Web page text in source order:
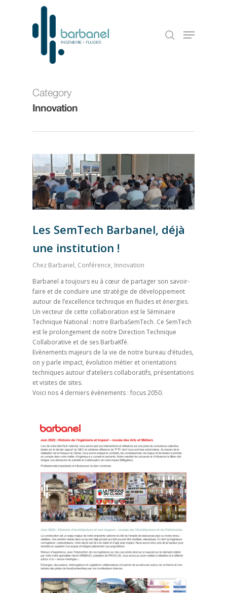
Category
Innovation
Les SemTech Barbanel, déjà
une institution !
Chez Barbanel, Conférence, Innovation
Barbanel a toujours eu à cœur de partager son savoir-
faire et de conduire une stratégie de développement
autour de l’excellence technique en fluides et énergies.
Un vecteur de cette collaboration est le Séminaire
Technique National : notre BarbaSemTech. Ce SemTech
est le prolongement de notre Direction Technique
Collaborative et de ses BarbaKfé.
Evènements majeurs de la vie de notre bureau d’études,
on y parle impact, évolution métier et orientations
techniques autour d’ateliers collaboratifs, présentations
et visites de sites.
Voici nos 4 derniers évènements : focus 2050.